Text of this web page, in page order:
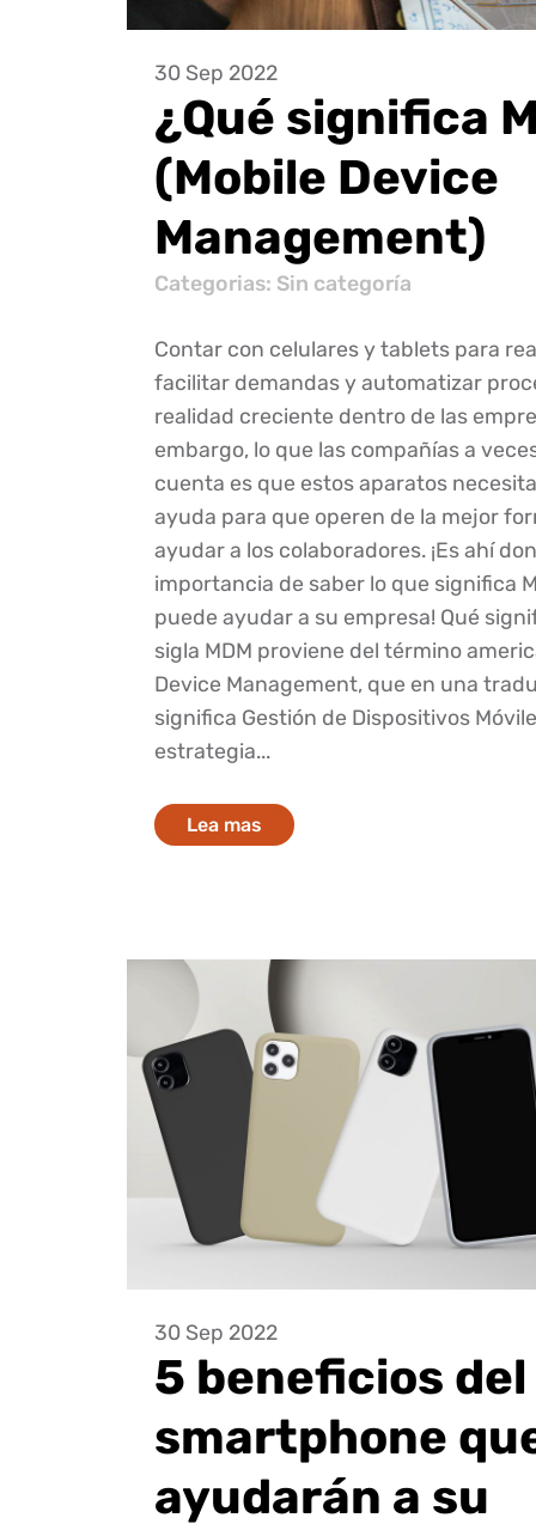
30 Sep 2022
¿Qué significa
(Mobile Device
Management)
Categorias: Sin categoría
Contar con celulares y tablets para
facilitar demandas y automatizar
realidad creciente dentro de las
embargo, lo que las compañías a
cuenta es que estos aparatos
ayuda para que operen de la mejor
ayudar a los colaboradores. ¡Es ahí
importancia de saber lo que significa
puede ayudar a su empresa! Qué
sigla MDM proviene del término
Device Management, que en una
significa Gestión de Dispositivos
estrategia...
Lea mas
30 Sep 2022
5 beneficios del
smartphone
ayudarán a su